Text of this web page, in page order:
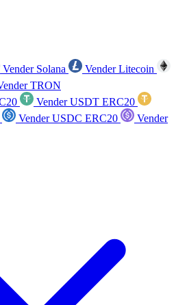
Vender Solana
Vender Litecoin
TRON
Vender USDT ERC20
Vender USDC ERC20
Vender